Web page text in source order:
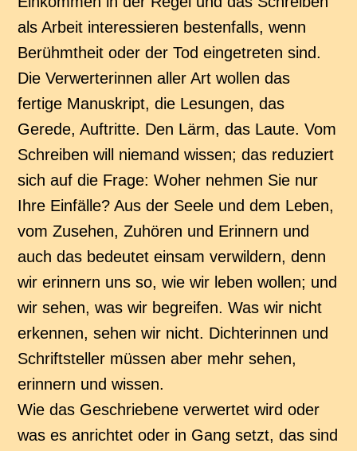
als Arbeit interessieren bestenfalls, wenn
Berühmtheit oder der Tod eingetreten sind.
Die Verwerterinnen aller Art wollen das
fertige Manuskript, die Lesungen, das
Gerede, Auftritte. Den Lärm, das Laute. Vom
Schreiben will niemand wissen; das reduziert
sich auf die Frage: Woher nehmen Sie nur
Ihre Einfälle? Aus der Seele und dem Leben,
vom Zusehen, Zuhören und Erinnern und
auch das bedeutet einsam verwildern, denn
wir erinnern uns so, wie wir leben wollen; und
wir sehen, was wir begreifen. Was wir nicht
erkennen, sehen wir nicht. Dichterinnen und
Schriftsteller müssen aber mehr sehen,
erinnern und wissen.
Wie das Geschriebene verwertet wird oder
was es anrichtet oder in Gang setzt, das sind